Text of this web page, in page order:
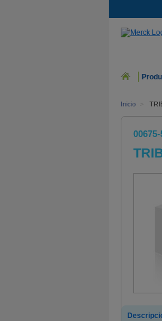
Inicio >